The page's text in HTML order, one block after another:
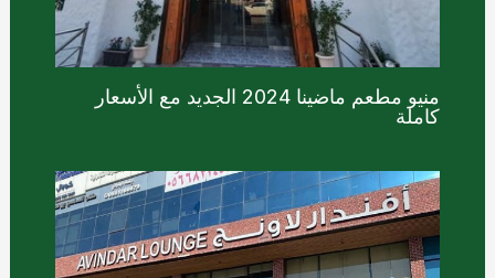
منيو مطعم ماضينا 2024 الجديد مع الأسعار
كاملة